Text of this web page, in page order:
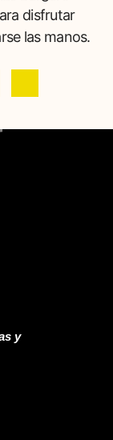
disfrutar
las manos.
y